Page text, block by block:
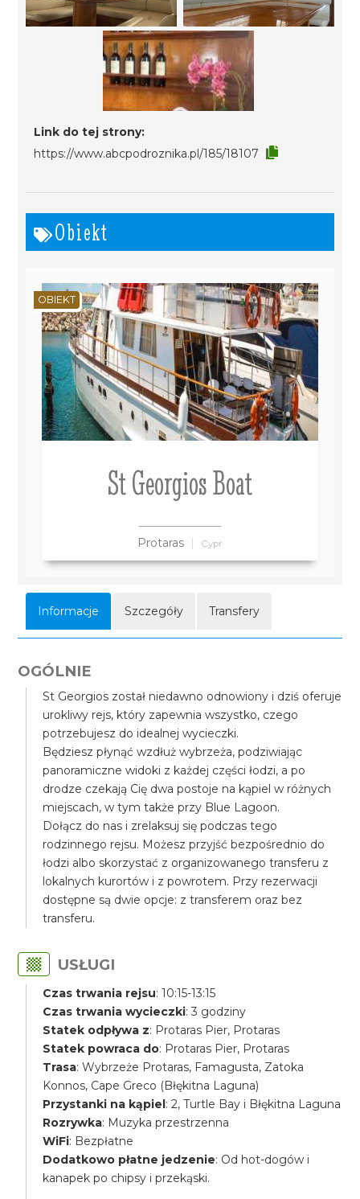
Link do tej strony:
https://www.abcpodroznika.pl/185/18107
Obiekt
St Georgios Boat
Protaras Cypr
OBIEKT
Informacje Szczegóły Transfery
OGÓLNIE
St Georgios został niedawno odnowiony i dziś oferuje
urokliwy rejs, który zapewnia wszystko, czego
potrzebujesz do idealnej wycieczki.
Będziesz płynąć wzdłuż wybrzeża, podziwiając
panoramiczne widoki z każdej części łodzi, a po
drodze czekają Cię dwa postoje na kąpiel w różnych
miejscach, w tym także przy Blue Lagoon.
Dołącz do nas i zrelaksuj się podczas tego
rodzinnego rejsu. Możesz przyjść bezpośrednio do
łodzi albo skorzystać z organizowanego transferu z
lokalnych kurortów i z powrotem. Przy rezerwacji
dostępne są dwie opcje: z transferem oraz bez
transferu.
USŁUGI
Czas trwania rejsu: 10:15-13:15
Czas trwania wycieczki: 3 godziny
Statek odpływa z: Protaras Pier, Protaras
Statek powraca do: Protaras Pier, Protaras
Trasa: Wybrzeże Protaras, Famagusta, Zatoka
Konnos, Cape Greco (Błękitna Laguna)
Przystanki na kąpiel: 2, Turtle Bay i Błękitna Laguna
Rozrywka: Muzyka przestrzenna
WiFi: Bezpłatne
Dodatkowo płatne jedzenie: Od hot-dogów i
kanapek po chipsy i przekąski.